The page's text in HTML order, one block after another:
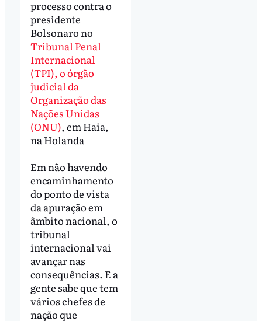
processo contra o
presidente
Bolsonaro no
Tribunal Penal
Internacional
(TPI), o órgão
judicial da
Organização das
Nações Unidas
(ONU), em Haia,
na Holanda
Em não havendo
encaminhamento
do ponto de vista
da apuração em
âmbito nacional, o
tribunal
internacional vai
avançar nas
consequências. E a
gente sabe que tem
vários chefes de
nação que